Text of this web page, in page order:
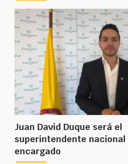
Juan David Duque será el
superintendente nacional
encargado